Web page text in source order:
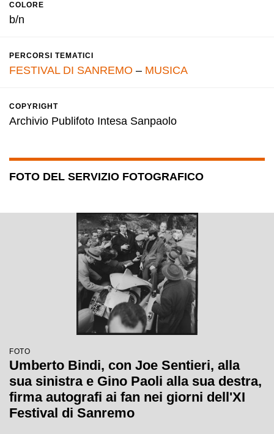
COLORE
b/n
PERCORSI TEMATICI
FESTIVAL DI SANREMO – MUSICA
COPYRIGHT
Archivio Publifoto Intesa Sanpaolo
FOTO DEL SERVIZIO FOTOGRAFICO
FOTO
Umberto Bindi, con Joe Sentieri, alla
sua sinistra e Gino Paoli alla sua destra,
firma autografi ai fan nei giorni dell'XI
Festival di Sanremo